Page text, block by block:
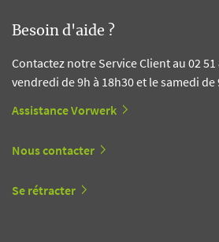
Besoin d'aide ?
Contactez notre Service Client au 02
vendredi de 9h à 18h30 et le samedi de
Assistance Vorwerk
Nous contacter
Se rétracter